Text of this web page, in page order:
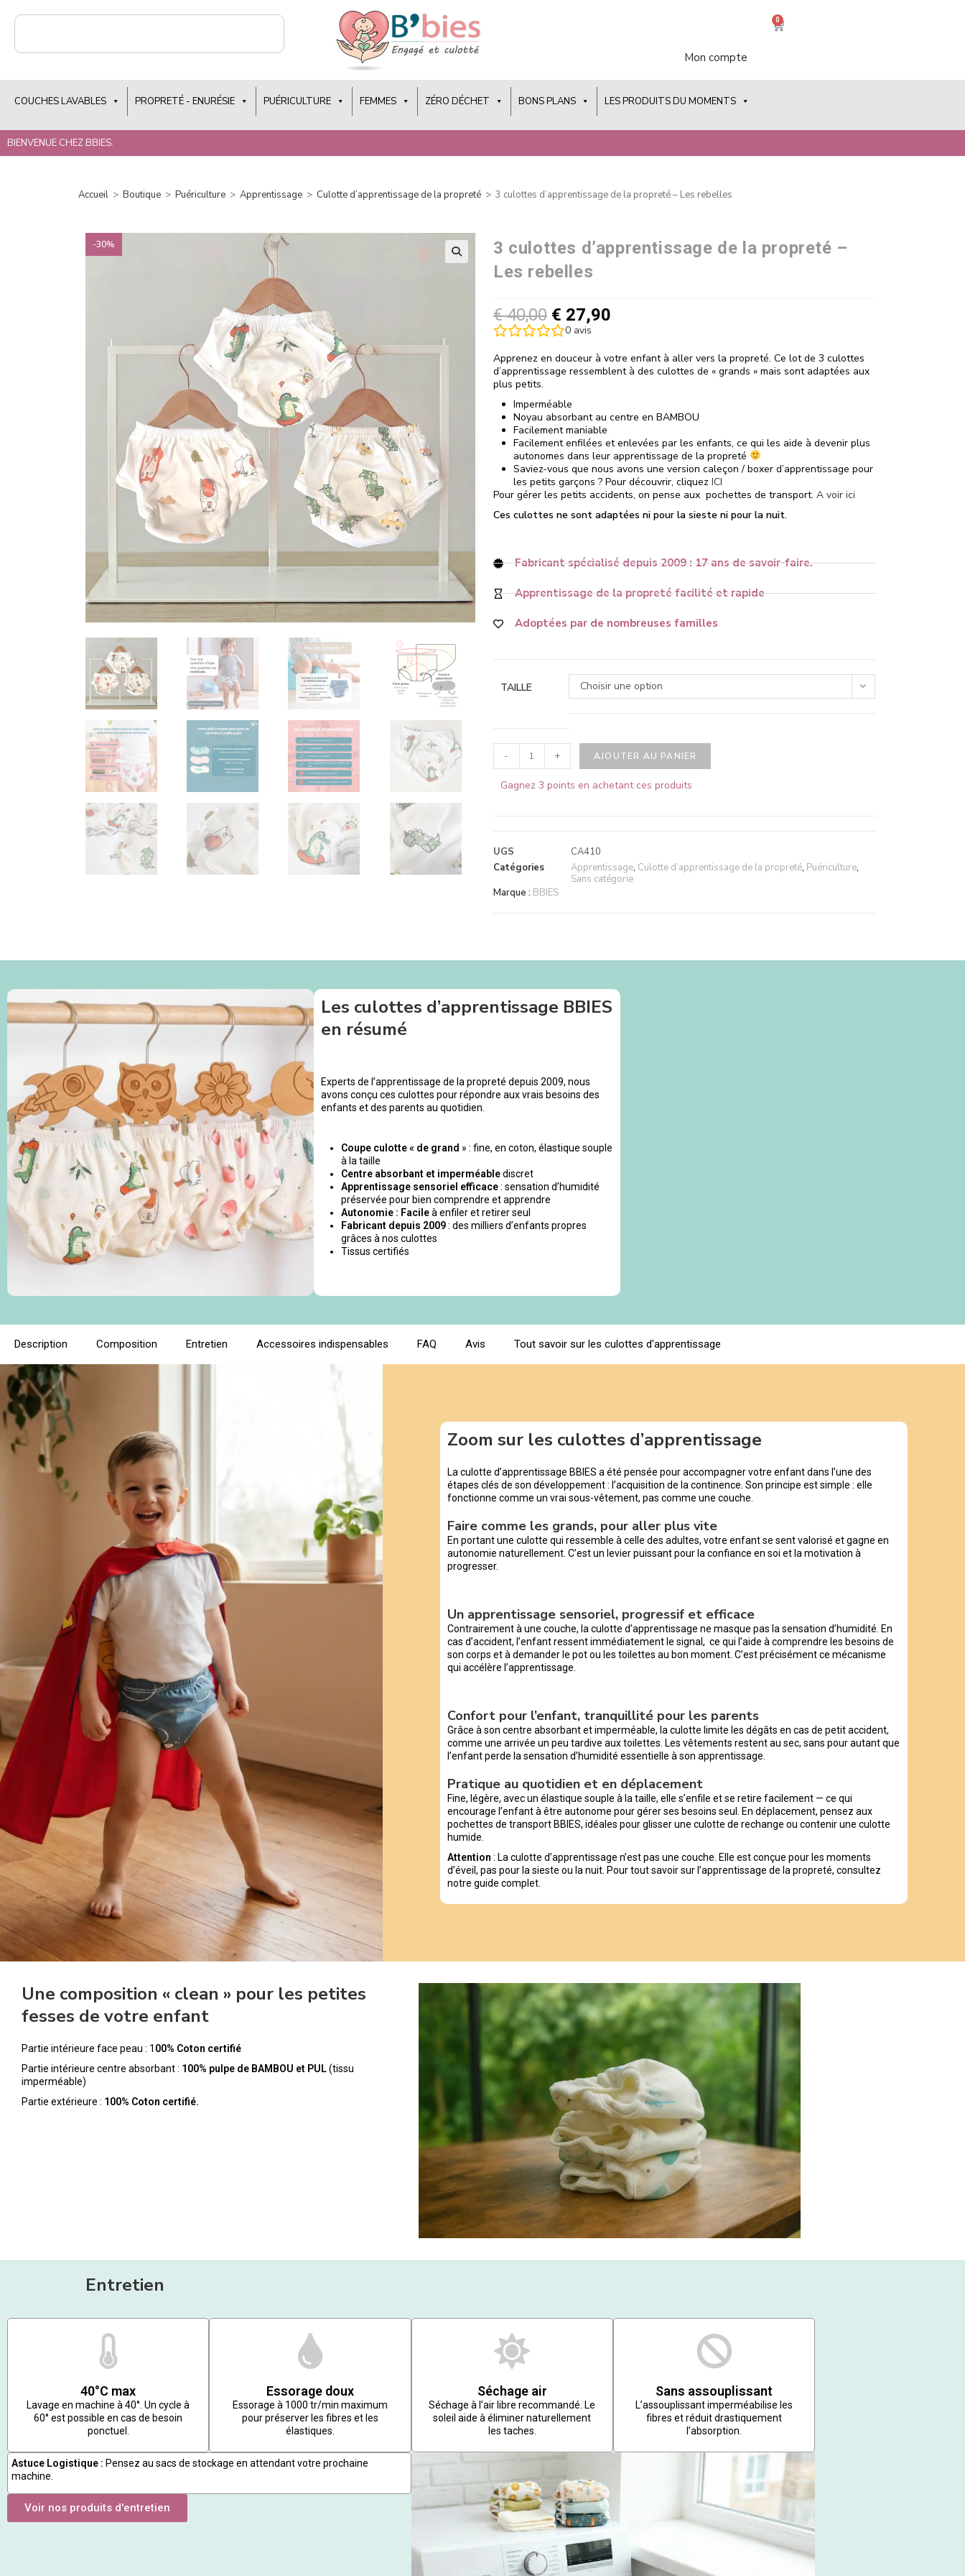
Mon compte
0
COUCHES LAVABLES PROPRETÉ - ENURÉSIE PUÉRICULTURE FEMMES ZÉRO DÉCHET BONS PLANS LES PRODUITS DU MOMENTS
BIENVENUE CHEZ BBIES.
Accueil > Boutique > Puériculture > Apprentissage > Culotte d’apprentissage de la propreté > 3 culottes d’apprentissage de la propreté – Les rebelles
-30%
3 culottes d’apprentissage de la propreté –
Les rebelles
€40,00 € 27,90
0avis
Apprenez en douceur à votre enfant à aller vers la propreté. Ce lot de 3 culottes
d’apprentissage ressemblent à des culottes de « grands » mais sont adaptées aux
plus petits.
Imperméable
Noyau absorbant au centre en BAMBOU
Facilement maniable
Facilement enfilées et enlevées par les enfants, ce qui les aide à devenir plus
autonomes dans leur apprentissage de la propreté
Saviez-vous que nous avons une version caleçon / boxer d’apprentissage pour
les petits garçons ? Pour découvrir, cliquezICI
Pour gérer les petits accidents, on pense aux pochettes de transport. A voir ici
Ces culottes ne sont adaptées ni pour la sieste ni pour la nuit.
Fabricant spécialisé depuis 2009 : 17 ans de savoir-faire.
Apprentissage de la propreté facilité et rapide
Adoptées par de nombreuses familles
TAILLE Choisir une option
- + AJOUTER AU PANIER
Gagnez 3 points en achetant ces produits
UGS
CA410
Catégories
Apprentissage, Culotte d’apprentissage de la propreté, Puériculture,
Sans catégorie
Marque : BBIES
Les culottes d’apprentissage BBIES
en résumé
Experts de l’apprentissage de la propreté depuis 2009, nous
avons conçu ces culottes pour répondre aux vrais besoins des
enfants et des parents au quotidien.
Coupe culotte « de grand » : fine, en coton, élastique souple
à la taille
Centre absorbant et imperméablediscret
Apprentissage sensoriel efficace: sensation d’humidité
préservée pour bien comprendre et apprendre
Autonomie : Facileà enfiler et retirer seul
Fabricant depuis 2009: des milliers d’enfants propres
grâces à nos culottes
Tissus certifiés
Description Composition Entretien Accessoires indispensables FAQ Avis Tout savoir sur les culottes d'apprentissage
Zoom sur les culottes d’apprentissage
La culotte d’apprentissage BBIES a été pensée pour accompagner votre enfant dans l’une des
étapes clés de son développement : l’acquisition de la continence. Son principe est simple : elle
fonctionne comme un vrai sous-vêtement, pas comme une couche.
Faire comme les grands, pour aller plus vite
En portant une culotte qui ressemble à celle des adultes, votre enfant se sent valorisé et gagne en
autonomie naturellement. C’est un levier puissant pour la confiance en soi et la motivation à
progresser.
Un apprentissage sensoriel, progressif et efficace
Contrairement à une couche, la culotte d’apprentissage ne masque pas la sensation d’humidité. En
cas d’accident, l’enfant ressent immédiatement le signal, ce qui l’aide à comprendre les besoins de
son corps et à demander le pot ou les toilettes au bon moment. C’est précisément ce mécanisme
qui accélère l’apprentissage.
Confort pour l’enfant, tranquillité pour les parents
Grâce à son centre absorbant et imperméable, la culotte limite les dégâts en cas de petit accident,
comme une arrivée un peu tardive aux toilettes. Les vêtements restent au sec, sans pour autant que
l’enfant perde la sensation d’humidité essentielle à son apprentissage.
Pratique au quotidien et en déplacement
Fine, légère, avec un élastique souple à la taille, elle s’enfile et se retire facilement — ce qui
encourage l’enfant à être autonome pour gérer ses besoins seul. En déplacement, pensez aux
pochettes de transport BBIES, idéales pour glisser une culotte de rechange ou contenir une culotte
humide.
Attention : La culotte d’apprentissage n’est pas une couche. Elle est conçue pour les moments
d’éveil, pas pour la sieste ou la nuit. Pour tout savoir sur l’apprentissage de la propreté, consultez
notre guide complet.
Une composition « clean » pour les petites
fesses de votre enfant
Partie intérieure face peau : 1 00% Coton certifié
Partie intérieure centre absorbant : 100% pulpe de BAMBOU et PUL(tissu
imperméable)
Partie extérieure : 100% Coton certifié.
Entretien
40°C max
Lavage en machine à 40°. Un cycle à
60° est possible en cas de besoin
ponctuel.
Essorage doux
Essorage à 1000 tr/min maximum
pour préserver les fibres et les
élastiques.
Séchage air
Séchage à l’air libre recommandé. Le
soleil aide à éliminer naturellement
les taches.
Sans assouplissant
L’assouplissant imperméabilise les
fibres et réduit drastiquement
l’absorption.
Astuce Logistique : Pensez au sacs de stockage en attendant votre prochaine
machine.
Voir nos produits d'entretien